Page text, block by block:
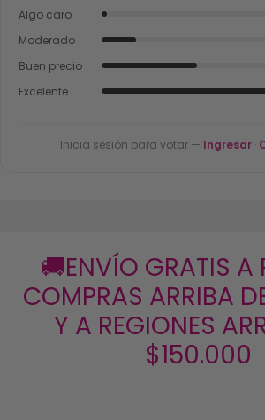
Algo caro
Moderado
Buen precio
Excelente
Inicia sesión para votar — Ingresar ·
🚚ENVÍO GRATIS A
COMPRAS ARRIBA
Y A REGIONES
$150.000